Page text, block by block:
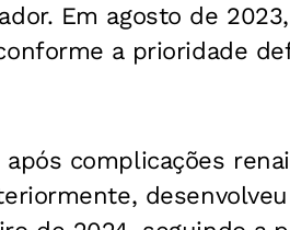
Em agosto de
a prioridade
complicações